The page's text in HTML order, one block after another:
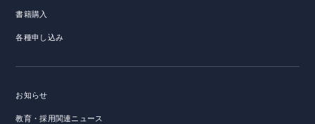
書籍購入
各種申し込み
お知らせ
教育・採用関連ニュース